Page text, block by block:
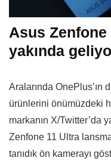
Asus Zenfone
yakında
Aralarında OnePlus’ın
ürünlerini önümüzdeki
markanın X/Twitter’da
Zenfone 11 Ultra
tanıdık ön kamerayı